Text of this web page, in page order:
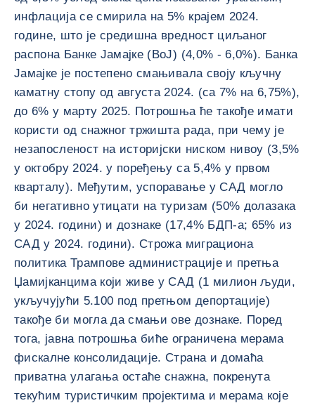
инфлација се смирила на 5% крајем 2024.
године, што је средишна вредност циљаног
распона Банке Јамајке (BoJ) (4,0% - 6,0%). Банка
Јамајке је постепено смањивала своју кључну
каматну стопу од августа 2024. (са 7% на 6,75%),
до 6% у марту 2025. Потрошња ће такође имати
користи од снажног тржишта рада, при чему је
незапосленост на историјски ниском нивоу (3,5%
у октобру 2024. у поређењу са 5,4% у првом
кварталу). Међутим, успоравање у САД могло
би негативно утицати на туризам (50% долазака
у 2024. години) и дознаке (17,4% БДП-а; 65% из
САД у 2024. години). Строжа миграциона
политика Трампове администрације и претња
Џамијканцима који живе у САД (1 милион људи,
укључујући 5.100 под претњом депортације)
такође би могла да смањи ове дознаке. Поред
тога, јавна потрошња биће ограничена мерама
фискалне консолидације. Страна и домаћа
приватна улагања остаће снажна, покренута
текућим туристичким пројектима и мерама које